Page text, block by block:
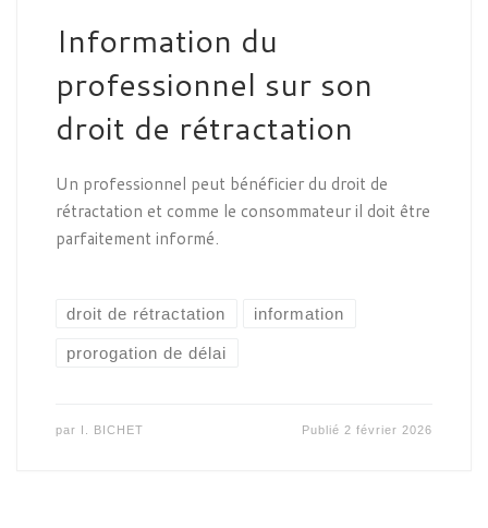
Information du
professionnel sur son
droit de rétractation
Un professionnel peut bénéficier du droit de
rétractation et comme le consommateur il doit être
parfaitement informé.
droit de rétractation information
prorogation de délai
par I. BICHET Publié 2 février 2026